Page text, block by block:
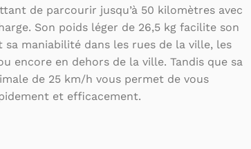
de parcourir jusqu’à 50 kilomètres avec
Son poids léger de 26,5 kg facilite son
maniabilité dans les rues de la ville, les
encore en dehors de la ville. Tandis que sa
de 25 km/h vous permet de vous
et efficacement.